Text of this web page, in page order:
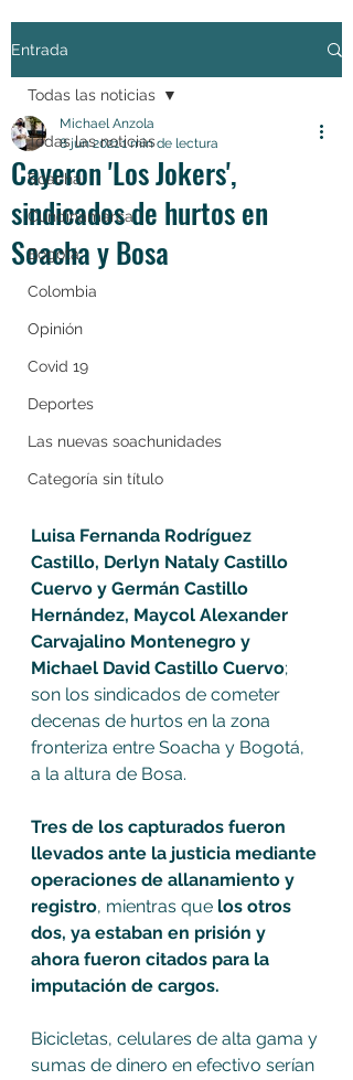
Entrada
Todas las noticias
Soacha
Cundinamarca
Bogotá
Colombia
Opinión
Covid 19
Deportes
Las nuevas soachunidades
Categoría sin título
Todas las noticias
Cayeron 'Los Jokers',
sindicados de hurtos en
Soacha y Bosa
Michael Anzola
8 jun 20211 min de lectura
Luisa Fernanda Rodríguez
Castillo, Derlyn Nataly Castillo
Cuervo y Germán Castillo
Hernández, Maycol Alexander
Carvajalino Montenegro y
Michael David Castillo Cuervo;
son los sindicados de cometer
decenas de hurtos en la zona
fronteriza entre Soacha y Bogotá,
a la altura de Bosa.
Tres de los capturados fueron
llevados ante la justicia mediante
operaciones de allanamiento y
registro, mientras que los otros
dos, ya estaban en prisión y
ahora fueron citados para la
imputación de cargos.
Bicicletas, celulares de alta gama y
sumas de dinero en efectivo serían